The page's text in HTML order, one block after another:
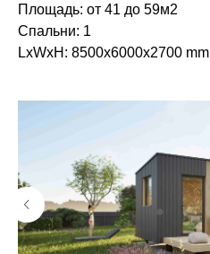
Площадь: от 41 до 59м2
Спальни: 1
LxWxH: 8500x6000x2700 mm